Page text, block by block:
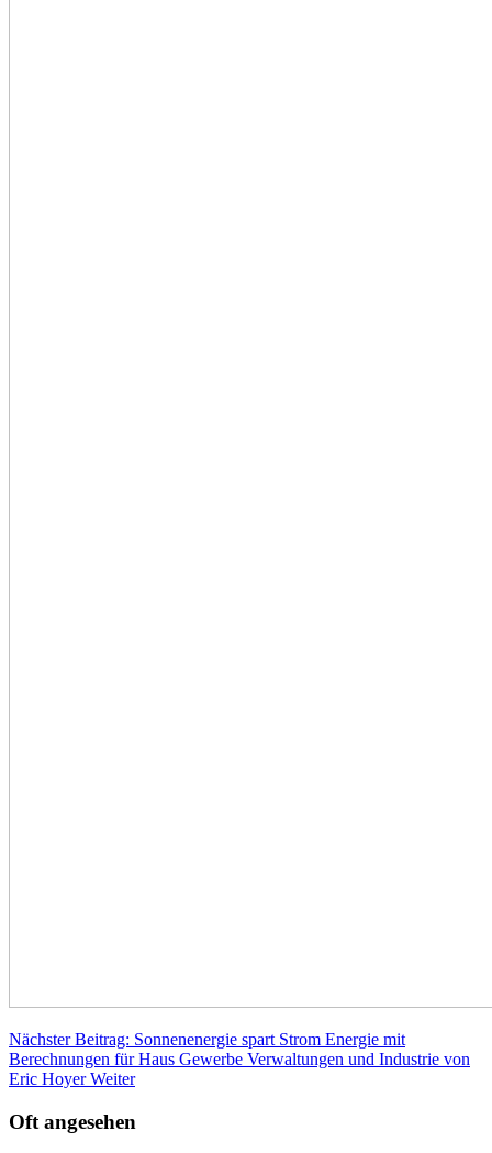
Nächster Beitrag: Sonnenenergie spart Strom Energie mit
Berechnungen für Haus Gewerbe Verwaltungen und Industrie von
Eric HoyerWeiter
Oft angesehen